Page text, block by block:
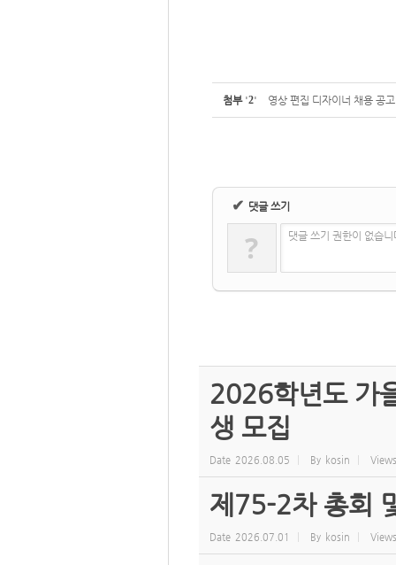
첨부 '2' 영상 편집 디자이너 채용 공
✔ 댓글 쓰기
? 댓글 쓰기 권한이 없습
2026학년도 가
생 모집
Date 2026.08.05 By kosin Views
제75-2차 총회
Date 2026.07.01 By kosin Views